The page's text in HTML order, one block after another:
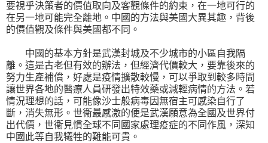
要視乎決策者的價值取向及客觀條件的約束，在一地可行的
在另一地可能完全離地。中國的方法與美國大異其趣，背後
的價值觀及條件與美國都不同。
中國的基本方針是武漢封城及不少城市的小區自我隔
離。這是古老但有效的辦法，但經濟代價較大，要靠後來的
努力生產補償，好處是疫情擴散較慢，可以爭取到較多時間
讓世界各地的醫療人員研發出特效藥或減輕病情的方法。若
情況理想的話，可能像沙士般病毒因無宿主可感染自行了
斷，消失無形。世衞最感激的便是武漢願意為全國及世界付
出代價，世衞見慣全球不同國家處理疫症的不同作風，深知
中國此等自我犧牲的難能可貴。